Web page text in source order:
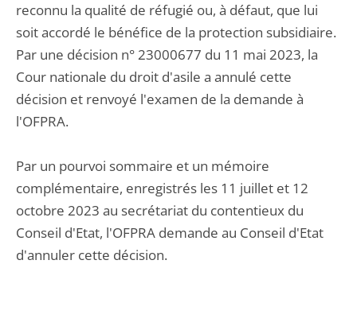
reconnu la qualité de réfugié ou, à défaut, que lui
soit accordé le bénéfice de la protection subsidiaire.
Par une décision n° 23000677 du 11 mai 2023, la
Cour nationale du droit d'asile a annulé cette
décision et renvoyé l'examen de la demande à
l'OFPRA.
Par un pourvoi sommaire et un mémoire
complémentaire, enregistrés les 11 juillet et 12
octobre 2023 au secrétariat du contentieux du
Conseil d'Etat, l'OFPRA demande au Conseil d'Etat
d'annuler cette décision.